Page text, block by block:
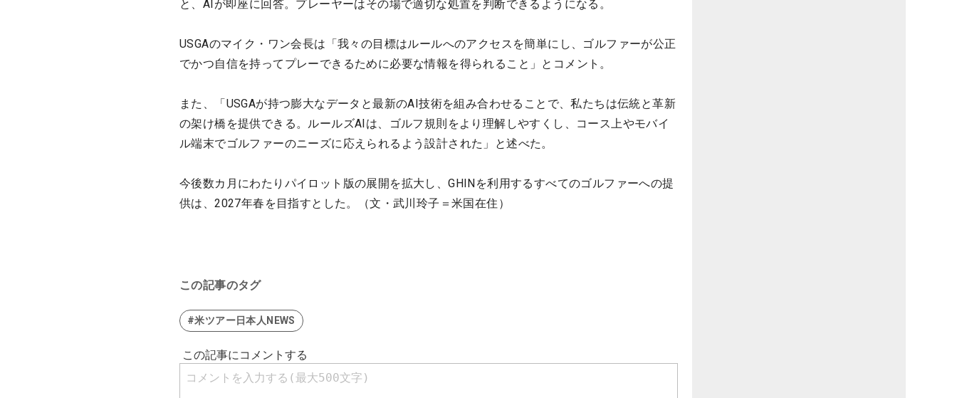
と、AIが即座に回答。プレーヤーはその場で適切な処置を判断できるようになる。
USGAのマイク・ワン会長は「我々の目標はルールへのアクセスを簡単にし、ゴルファーが公正
でかつ自信を持ってプレーできるために必要な情報を得られること」とコメント。
また、「USGAが持つ膨大なデータと最新のAI技術を組み合わせることで、私たちは伝統と革新
の架け橋を提供できる。ルールズAIは、ゴルフ規則をより理解しやすくし、コース上やモバイ
ル端末でゴルファーのニーズに応えられるよう設計された」と述べた。
今後数カ月にわたりパイロット版の展開を拡大し、GHINを利用するすべてのゴルファーへの提
供は、2027年春を目指すとした。
（文・武川玲子＝米国在住）
この記事のタグ
#米ツアー日本人NEWS